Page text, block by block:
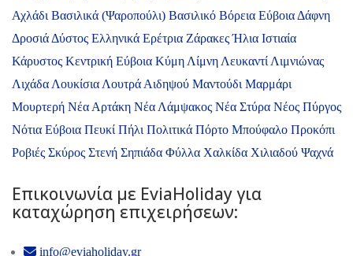
Αχλάδι Βασιλικά (Ψαροπούλι) Βασιλικό Βόρεια Εύβοια Δάφνη
Δροσιά Δύστος Ελληνικά Ερέτρια ΖάρακεςΉλια Ιστιαία
Κάρυστος Κεντρική Εύβοια Κύμη Λίμνη Λευκαντί Λιμνιώνας
Λιχάδα Λουκίσια Λουτρά Αιδηψού Μαντούδι Μαρμάρι
Μουρτερή Νέα Αρτάκη Νέα Λάμψακος Νέα Στύρα Νέος Πύργος
Νότια Εύβοια Πευκί Πήλι Πολιτικά Πόρτο Μπούφαλο Προκόπι
Ροβιές Σκύρος Στενή Σηπιάδα Φύλλα Χαλκίδα Χιλιαδού Ψαχνά
Επικοινωνία με ΕviaHoliday για
καταχώρηση επιχειρήσεων:
info@eviaholiday.gr